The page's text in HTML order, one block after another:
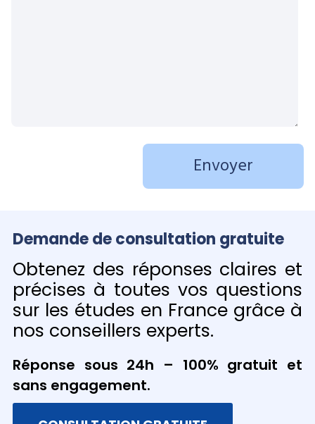
Demande de consultation gratuite
Obtenez des réponses claires et
précises à toutes vos questions
sur les études en France grâce à
nos conseillers experts.
Réponse sous 24h – 100% gratuit et
sans engagement.